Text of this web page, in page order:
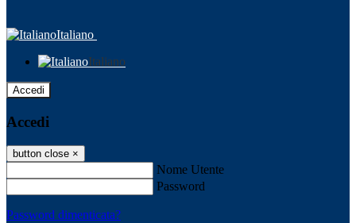
Italiano
Italiano
Accedi
Accedi
button close ×
Nome Utente
Password
Password dimenticata?